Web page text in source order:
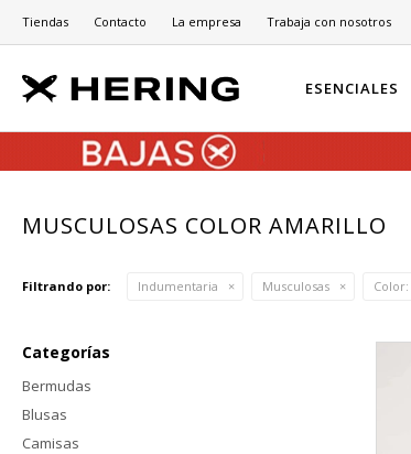
ESENCIALES
Tiendas Contacto La empresa Trabaja con nosotros
MUSCULOSAS COLOR AMARILLO
Filtrando por: Indumentaria Musculosas Color:
Categorías
Bermudas
Blusas
Camisas